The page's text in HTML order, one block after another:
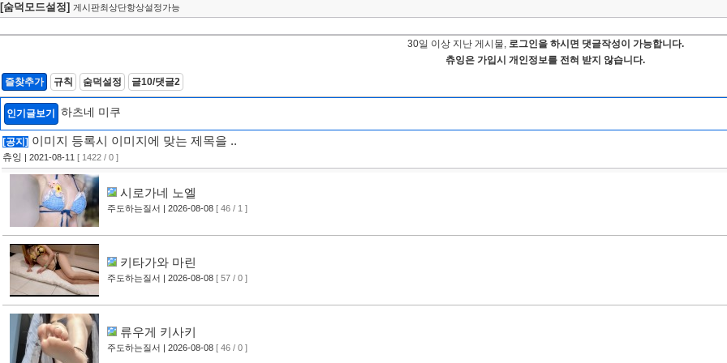
[숨덕모드설정] 게시판최상단항상설정가능
30일 이상 지난 게시물, 로그인을 하시면 댓글작성이 가능합니다.
츄잉은 가입시 개인정보를 전혀 받지 않습니다.
즐찾추가
규칙 숨덕설정 글10/댓글2
인기글보기 하츠네 미쿠
[공지] 이미지 등록시 이미지에 맞는 제목을 ..
츄잉 | 2021-08-11 [ 1422 / 0 ]
시로가네 노엘
주도하는질서 | 2026-08-08 [ 46 / 1 ]
키타가와 마린
주도하는질서 | 2026-08-08 [ 57 / 0 ]
류우게 키사키
주도하는질서 | 2026-08-08 [ 46 / 0 ]